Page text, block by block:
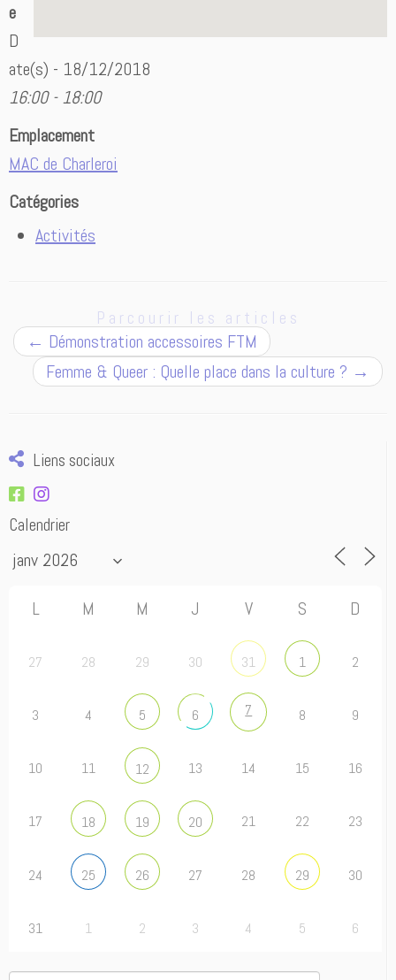
e
D
ate(s) - 18/12/2018
16:00 - 18:00
Emplacement
MAC de Charleroi
Catégories
Activités
Parcourir les articles
← Démonstration accessoires FTM
Femme & Queer : Quelle place dans la culture ? →
Liens sociaux
Calendrier
L M M J V S D
27 28 29 30 31 1 2
3 4 5 6 7 8 9
10 11 12 13 14 15 16
17 18 19 20 21 22 23
24 25 26 27 28 29 30
31 1 2 3 4 5 6